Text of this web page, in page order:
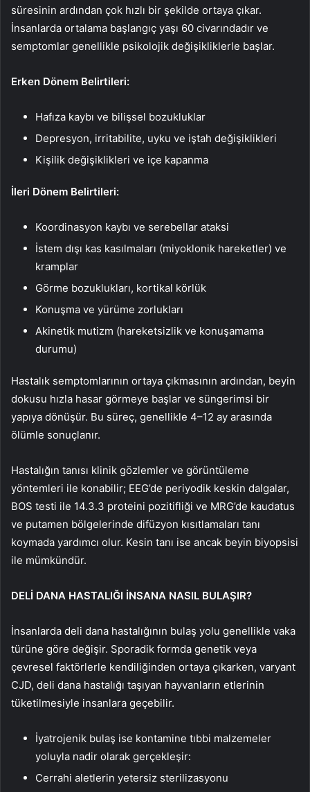
süresinin ardından çok hızlı bir şekilde ortaya çıkar.
İnsanlarda ortalama başlangıç yaşı 60 civarındadır ve
semptomlar genellikle psikolojik değişikliklerle başlar.
Erken Dönem Belirtileri:
Hafıza kaybı ve bilişsel bozukluklar
Depresyon, irritabilite, uyku ve iştah değişiklikleri
Kişilik değişiklikleri ve içe kapanma
İleri Dönem Belirtileri:
Koordinasyon kaybı ve serebellar ataksi
İstem dışı kas kasılmaları (miyoklonik hareketler) ve
kramplar
Görme bozuklukları, kortikal körlük
Konuşma ve yürüme zorlukları
Akinetik mutizm (hareketsizlik ve konuşamama
durumu)
Hastalık semptomlarının ortaya çıkmasının ardından, beyin
dokusu hızla hasar görmeye başlar ve süngerimsi bir
yapıya dönüşür. Bu süreç, genellikle 4–12 ay arasında
ölümle sonuçlanır.
Hastalığın tanısı klinik gözlemler ve görüntüleme
yöntemleri ile konabilir; EEG’de periyodik keskin dalgalar,
BOS testi ile 14.3.3 proteini pozitifliği ve MRG’de kaudatus
ve putamen bölgelerinde difüzyon kısıtlamaları tanı
koymada yardımcı olur. Kesin tanı ise ancak beyin biyopsisi
ile mümkündür.
DELİ DANA HASTALIĞI İNSANA NASIL BULAŞIR?
İnsanlarda deli dana hastalığının bulaş yolu genellikle vaka
türüne göre değişir. Sporadik formda genetik veya
çevresel faktörlerle kendiliğinden ortaya çıkarken, varyant
CJD, deli dana hastalığı taşıyan hayvanların etlerinin
tüketilmesiyle insanlara geçebilir.
İyatrojenik bulaş ise kontamine tıbbi malzemeler
yoluyla nadir olarak gerçekleşir:
Cerrahi aletlerin yetersiz sterilizasyonu